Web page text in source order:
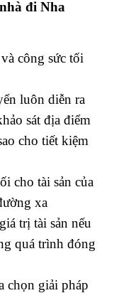
đi Nha
công sức tối
luôn diễn ra
sát địa điểm
cho tiết kiệm
cho tài sản của
xa
trị tài sản nếu
quá trình đóng
chọn giải pháp